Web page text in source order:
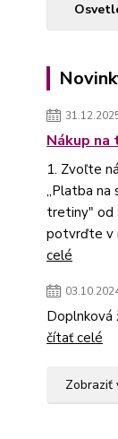
Nákup
1. Zvoľte
„Platba na
tretiny" od
potvrďte v
celé
čítať celé
Zobraziť